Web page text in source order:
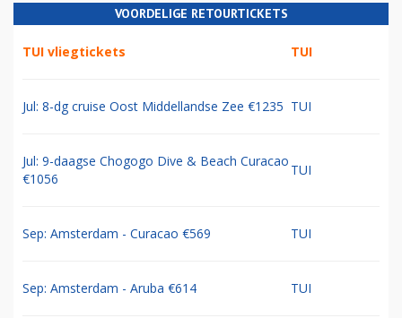
VOORDELIGE RETOURTICKETS
TUI vliegtickets TUI
Jul: 8-dg cruise Oost Middellandse Zee €1235 TUI
Jul: 9-daagse Chogogo Dive & Beach Curacao
€1056
TUI
Sep: Amsterdam - Curacao €569 TUI
Sep: Amsterdam - Aruba €614 TUI